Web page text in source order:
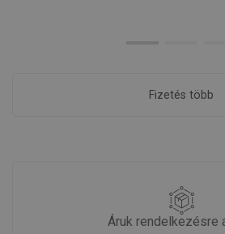
Fizetés több
Áruk rendelkezésre